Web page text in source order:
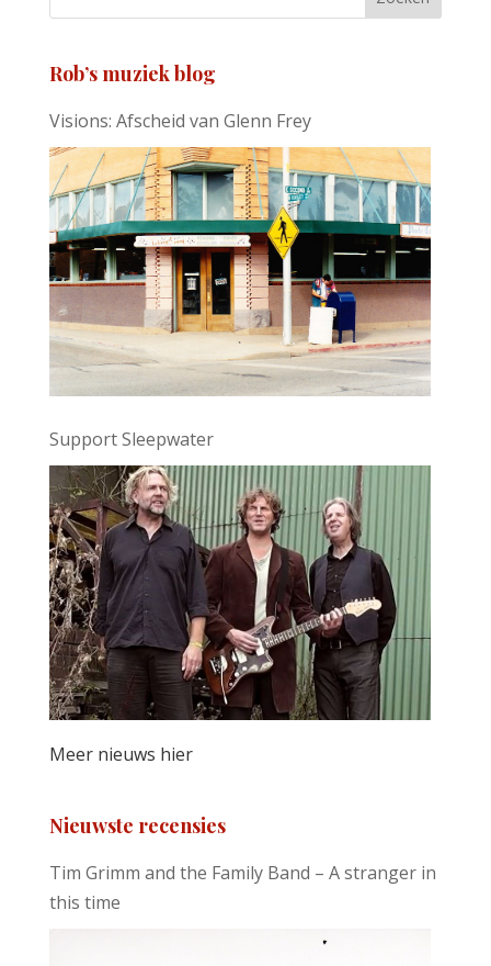
Rob’s muziek blog
Visions: Afscheid van Glenn Frey
Support Sleepwater
Meer nieuws hier
Nieuwste recensies
Tim Grimm and the Family Band – A stranger in
this time